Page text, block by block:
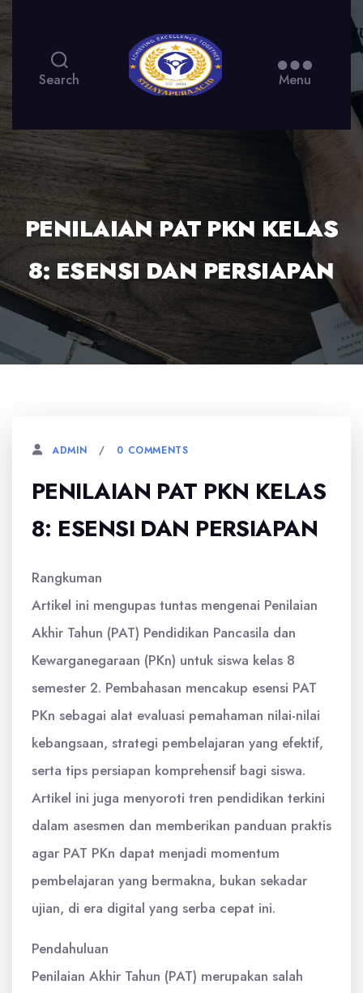
Search Menu
PENILAIAN PAT PKN KELAS
8: ESENSI DAN PERSIAPAN
ADMIN 0 COMMENTS
PENILAIAN PAT PKN KELAS
8: ESENSI DAN PERSIAPAN
Rangkuman
Artikel ini mengupas tuntas mengenai Penilaian
Akhir Tahun (PAT) Pendidikan Pancasila dan
Kewarganegaraan (PKn) untuk siswa kelas 8
semester 2. Pembahasan mencakup esensi PAT
PKn sebagai alat evaluasi pemahaman nilai-nilai
kebangsaan, strategi pembelajaran yang efektif,
serta tips persiapan komprehensif bagi siswa.
Artikel ini juga menyoroti tren pendidikan terkini
dalam asesmen dan memberikan panduan praktis
agar PAT PKn dapat menjadi momentum
pembelajaran yang bermakna, bukan sekadar
ujian, di era digital yang serba cepat ini.
Pendahuluan
Penilaian Akhir Tahun (PAT) merupakan salah